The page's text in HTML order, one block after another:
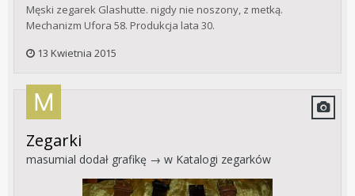
Męski zegarek Glashutte. nigdy nie noszony, z metką.
Mechanizm Ufora 58. Produkcja lata 30.
13 Kwietnia 2015
Zegarki
masumial dodał grafikę → w Katalogi zegarków